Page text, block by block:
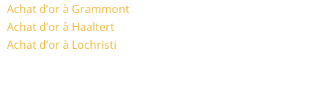
Achat d’or à Grammont
Achat d’or à Haaltert
Achat d’or à Lochristi